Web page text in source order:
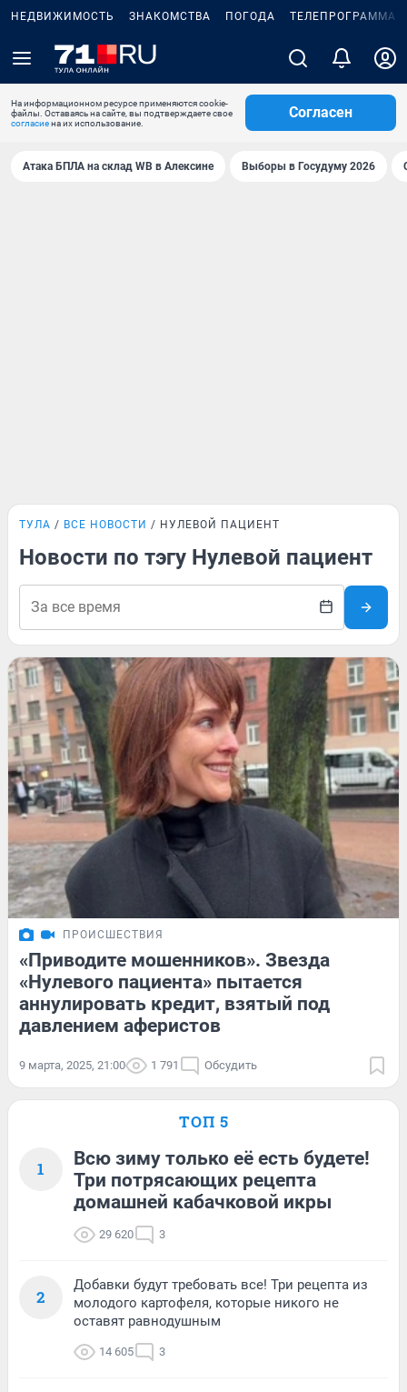
НЕДВИЖИМОСТЬ ЗНАКОМСТВА ПОГОДА ТЕЛЕПРОГРАММА
На информационном ресурсе применяются cookie-
файлы. Оставаясь на сайте, вы подтверждаете свое
согласиена их использование.
Согласен
Атака БПЛА на склад WB в Алексине Выборы в Госудуму 2026
ТУЛА ВСЕ НОВОСТИ НУЛЕВОЙ ПАЦИЕНТ
Новости по тэгу Нулевой пациент
ПРОИСШЕСТВИЯ
«Приводите мошенников». Звезда
«Нулевого пациента» пытается
аннулировать кредит, взятый под
давлением аферистов
9 марта, 2025, 21:00 1 791 Обсудить
ТОП 5
1
Всю зиму только её есть будете!
Три потрясающих рецепта
домашней кабачковой икры
29 620 3
2
Добавки будут требовать все! Три рецепта из
молодого картофеля, которые никого не
оставят равнодушным
14 605 3